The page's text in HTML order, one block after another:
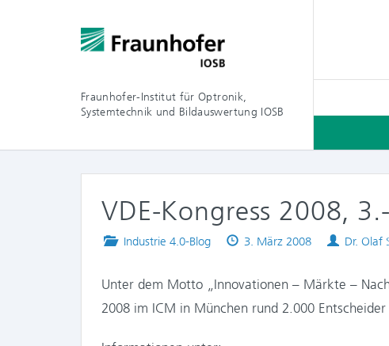
Fraunhofer-Institut für Optronik,
Systemtechnik und Bildauswertung IOSB
VDE-Kongress 2008,
Posted
Industrie 4.0-Blog
Published
3. März 2008 Authors
Dr. Olaf
Unter dem Motto „Innovationen – Märkte –
2008 im ICM in München rund 2.000